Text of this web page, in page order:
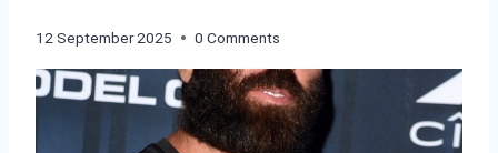
12 September 2025 0 Comments